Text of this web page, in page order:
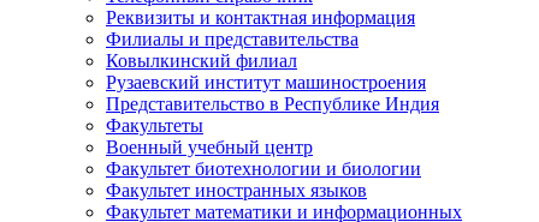
Реквизиты и контактная информация
Филиалы и представительства
Ковылкинский филиал
Рузаевский институт машиностроения
Представительство в Республике Индия
Факультеты
Военный учебный центр
Факультет биотехнологии и биологии
Факультет иностранных языков
Факультет математики и информационных